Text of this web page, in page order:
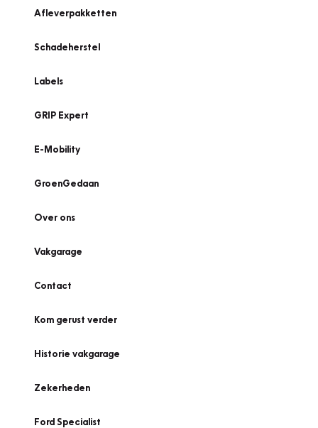
Afleverpakketten
Schadeherstel
Labels
GRIP Expert
E-Mobility
GroenGedaan
Over ons
Vakgarage
Contact
Kom gerust verder
Historie vakgarage
Zekerheden
Ford Specialist